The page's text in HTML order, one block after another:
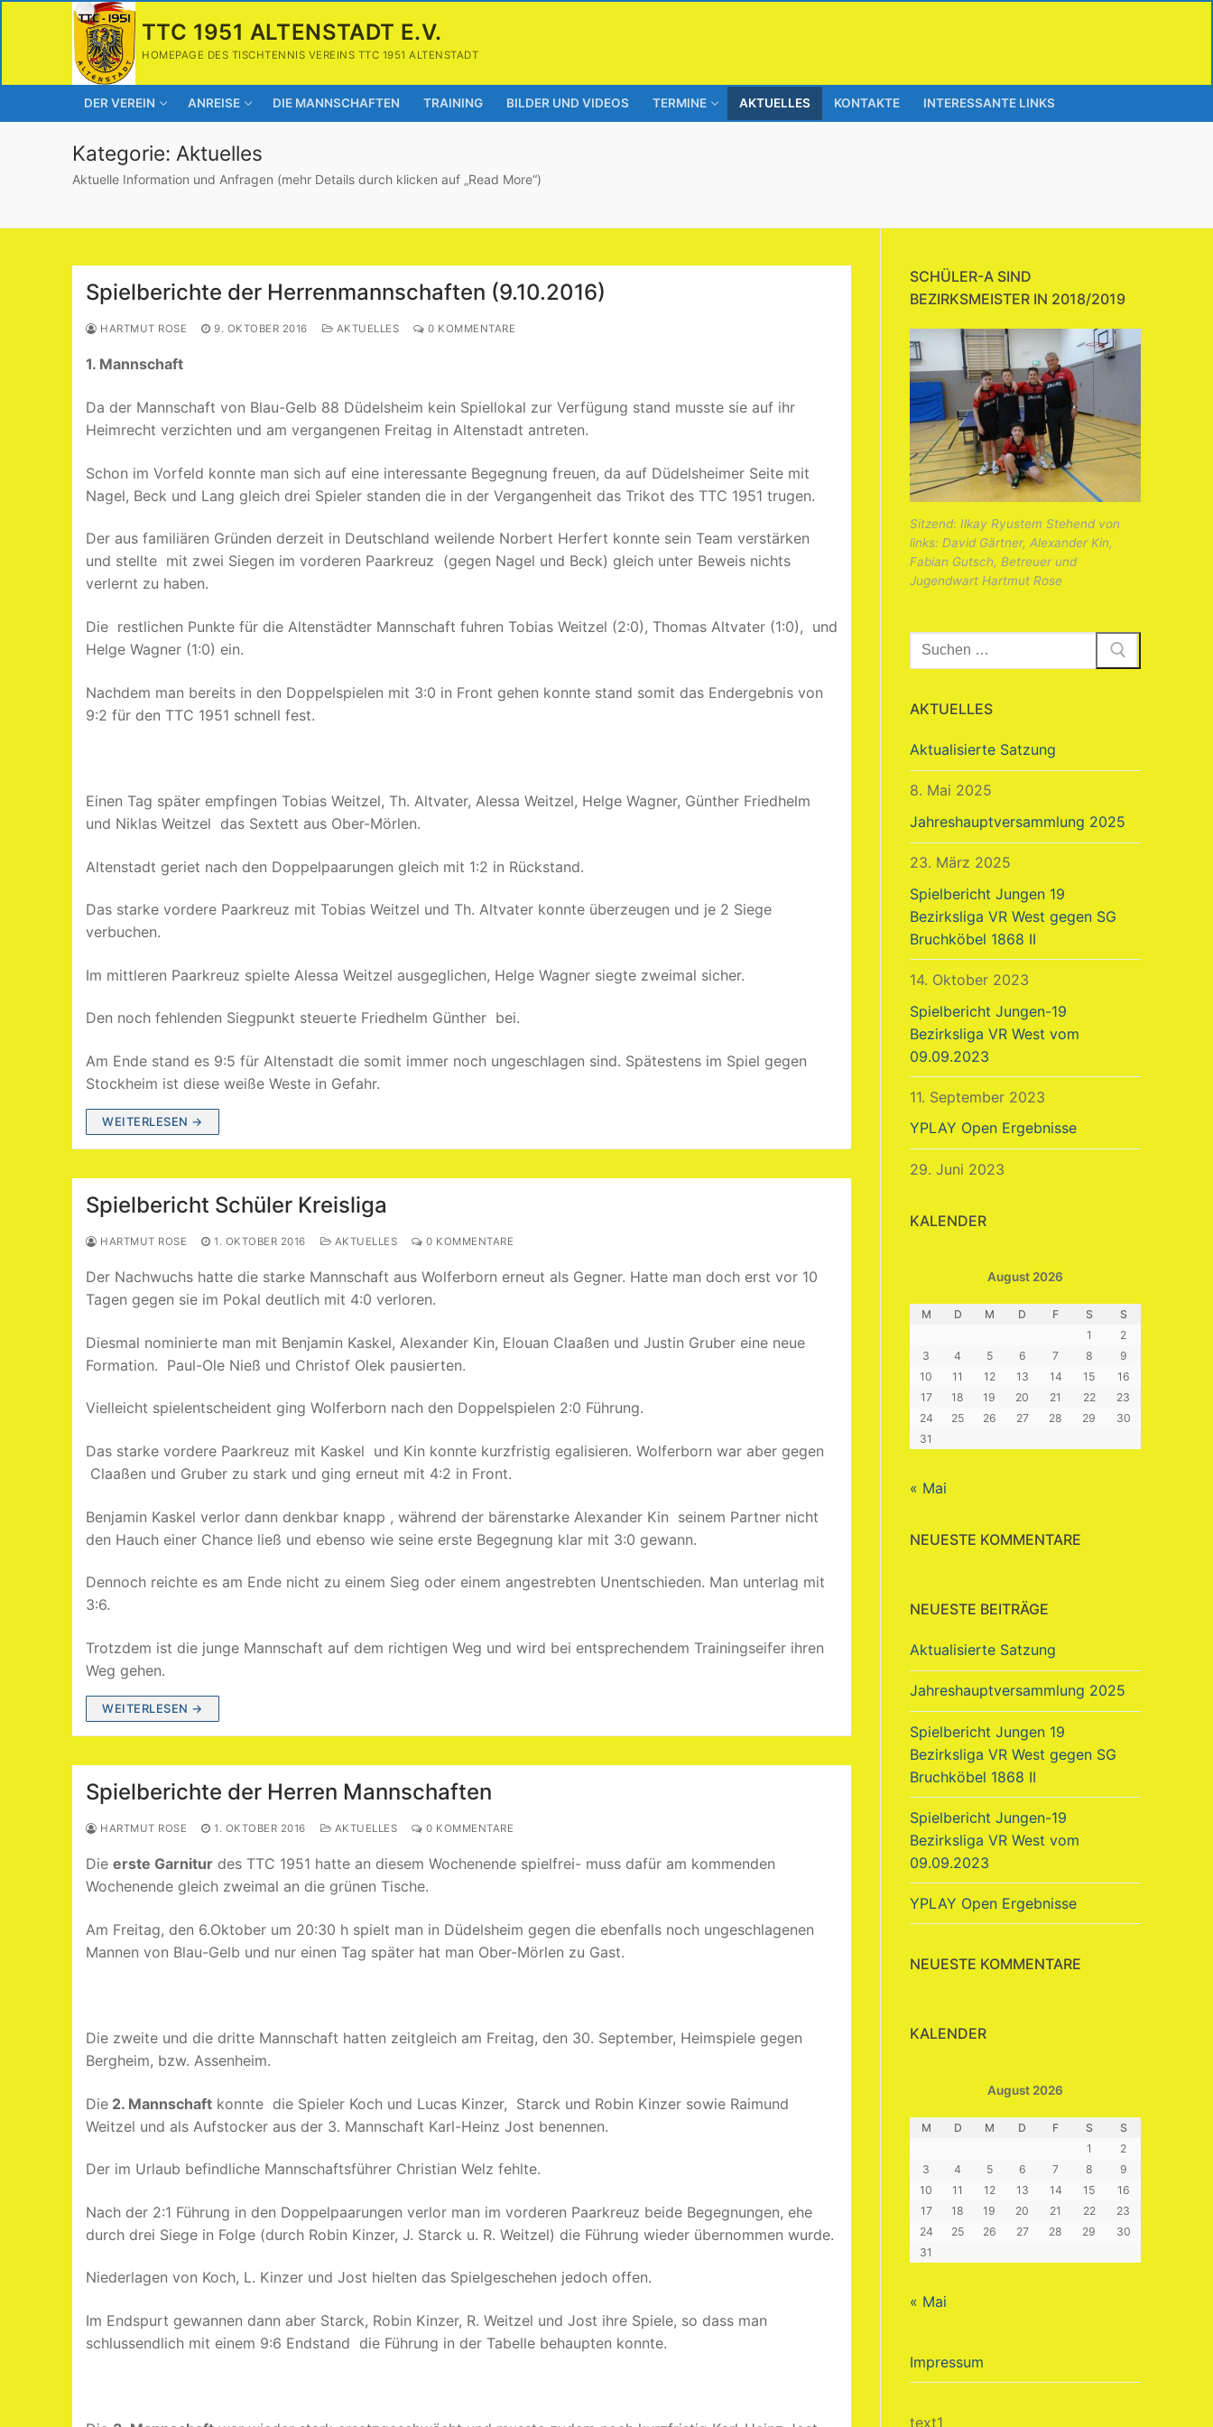
TTC 1951 ALTENSTADT E.V.
HOMEPAGE DES TISCHTENNIS VEREINS TTC 1951 ALTENSTADT
DER VEREIN ANREISE DIE MANNSCHAFTEN TRAINING BILDER UND VIDEOS TERMINE AKTUELLES KONTAKTE INTERESSANTE LINKS
Kategorie: Aktuelles
Aktuelle Information und Anfragen (mehr Details durch klicken auf „Read More“)
Spielberichte der Herrenmannschaften (9.10.2016)
HARTMUT ROSE 9. OKTOBER 2016 AKTUELLES 0 KOMMENTARE
1. Mannschaft
Da der Mannschaft von Blau-Gelb 88 Düdelsheim kein Spiellokal zur Verfügung stand musste sie auf ihr
Heimrecht verzichten und am vergangenen Freitag in Altenstadt antreten.
Schon im Vorfeld konnte man sich auf eine interessante Begegnung freuen, da auf Düdelsheimer Seite mit
Nagel, Beck und Lang gleich drei Spieler standen die in der Vergangenheit das Trikot des TTC 1951 trugen.
Der aus familiären Gründen derzeit in Deutschland weilende Norbert Herfert konnte sein Team verstärken
und stellte mit zwei Siegen im vorderen Paarkreuz (gegen Nagel und Beck) gleich unter Beweis nichts
verlernt zu haben.
Die restlichen Punkte für die Altenstädter Mannschaft fuhren Tobias Weitzel (2:0), Thomas Altvater (1:0), und
Helge Wagner (1:0) ein.
Nachdem man bereits in den Doppelspielen mit 3:0 in Front gehen konnte stand somit das Endergebnis von
9:2 für den TTC 1951 schnell fest.
Einen Tag später empfingen Tobias Weitzel, Th. Altvater, Alessa Weitzel, Helge Wagner, Günther Friedhelm
und Niklas Weitzel das Sextett aus Ober-Mörlen.
Altenstadt geriet nach den Doppelpaarungen gleich mit 1:2 in Rückstand.
Das starke vordere Paarkreuz mit Tobias Weitzel und Th. Altvater konnte überzeugen und je 2 Siege
verbuchen.
Im mittleren Paarkreuz spielte Alessa Weitzel ausgeglichen, Helge Wagner siegte zweimal sicher.
Den noch fehlenden Siegpunkt steuerte Friedhelm Günther bei.
Am Ende stand es 9:5 für Altenstadt die somit immer noch ungeschlagen sind. Spätestens im Spiel gegen
Stockheim ist diese weiße Weste in Gefahr.
WEITERLESEN →
Spielbericht Schüler Kreisliga
HARTMUT ROSE 1. OKTOBER 2016 AKTUELLES 0 KOMMENTARE
Der Nachwuchs hatte die starke Mannschaft aus Wolferborn erneut als Gegner. Hatte man doch erst vor 10
Tagen gegen sie im Pokal deutlich mit 4:0 verloren.
Diesmal nominierte man mit Benjamin Kaskel, Alexander Kin, Elouan Claaßen und Justin Gruber eine neue
Formation. Paul-Ole Nieß und Christof Olek pausierten.
Vielleicht spielentscheident ging Wolferborn nach den Doppelspielen 2:0 Führung.
Das starke vordere Paarkreuz mit Kaskel und Kin konnte kurzfristig egalisieren. Wolferborn war aber gegen
Claaßen und Gruber zu stark und ging erneut mit 4:2 in Front.
Benjamin Kaskel verlor dann denkbar knapp , während der bärenstarke Alexander Kin seinem Partner nicht
den Hauch einer Chance ließ und ebenso wie seine erste Begegnung klar mit 3:0 gewann.
Dennoch reichte es am Ende nicht zu einem Sieg oder einem angestrebten Unentschieden. Man unterlag mit
3:6.
Trotzdem ist die junge Mannschaft auf dem richtigen Weg und wird bei entsprechendem Trainingseifer ihren
Weg gehen.
WEITERLESEN →
Spielberichte der Herren Mannschaften
HARTMUT ROSE 1. OKTOBER 2016 AKTUELLES 0 KOMMENTARE
Die erste Garnitur des TTC 1951 hatte an diesem Wochenende spielfrei- muss dafür am kommenden
Wochenende gleich zweimal an die grünen Tische.
Am Freitag, den 6.Oktober um 20:30 h spielt man in Düdelsheim gegen die ebenfalls noch ungeschlagenen
Mannen von Blau-Gelb und nur einen Tag später hat man Ober-Mörlen zu Gast.
Die zweite und die dritte Mannschaft hatten zeitgleich am Freitag, den 30. September, Heimspiele gegen
Bergheim, bzw. Assenheim.
Die 2. Mannschaft konnte die Spieler Koch und Lucas Kinzer, Starck und Robin Kinzer sowie Raimund
Weitzel und als Aufstocker aus der 3. Mannschaft Karl-Heinz Jost benennen.
Der im Urlaub befindliche Mannschaftsführer Christian Welz fehlte.
Nach der 2:1 Führung in den Doppelpaarungen verlor man im vorderen Paarkreuz beide Begegnungen, ehe
durch drei Siege in Folge (durch Robin Kinzer, J. Starck u. R. Weitzel) die Führung wieder übernommen wurde.
Niederlagen von Koch, L. Kinzer und Jost hielten das Spielgeschehen jedoch offen.
Im Endspurt gewannen dann aber Starck, Robin Kinzer, R. Weitzel und Jost ihre Spiele, so dass man
schlussendlich mit einem 9:6 Endstand die Führung in der Tabelle behaupten konnte.
SCHÜLER-A SIND
BEZIRKSMEISTER IN 2018/2019
Sitzend: Ilkay Ryustem Stehend von
links: David Gärtner, Alexander Kin,
Fabian Gutsch, Betreuer und
Jugendwart Hartmut Rose
Suchen
nach:
AKTUELLES
Aktualisierte Satzung
8. Mai 2025
Jahreshauptversammlung 2025
23. März 2025
Spielbericht Jungen 19
Bezirksliga VR West gegen SG
Bruchköbel 1868 II
14. Oktober 2023
Spielbericht Jungen-19
Bezirksliga VR West vom
09.09.2023
11. September 2023
YPLAY Open Ergebnisse
29. Juni 2023
KALENDER
August 2026
M D M D F S
S
1
2
3
4 5 6 7 8
9
10
11 12 13 14 15
16
17
18 19 20 21 22
23
24
25 26 27 28 29
30
31
« Mai
NEUESTE KOMMENTARE
NEUESTE BEITRÄGE
Aktualisierte Satzung
Jahreshauptversammlung 2025
Spielbericht Jungen 19
Bezirksliga VR West gegen SG
Bruchköbel 1868 II
Spielbericht Jungen-19
Bezirksliga VR West vom
09.09.2023
YPLAY Open Ergebnisse
NEUESTE KOMMENTARE
KALENDER
August 2026
M D M D F S
S
1
2
3
4 5 6 7 8
9
10
11 12 13 14 15
16
17
18 19 20 21 22
23
24
25 26 27 28 29
30
31
« Mai
Impressum
text1